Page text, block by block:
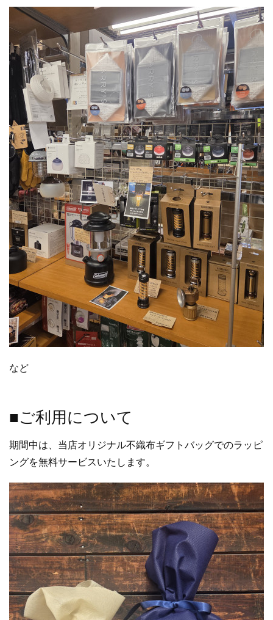
など
■ご利用について
期間中は、当店オリジナル不織布ギフトバッグでのラッピ
ングを無料サービスいたします。